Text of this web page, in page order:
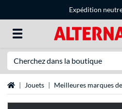
Expédition
Page d'accueil
Jouets Meilleures marques